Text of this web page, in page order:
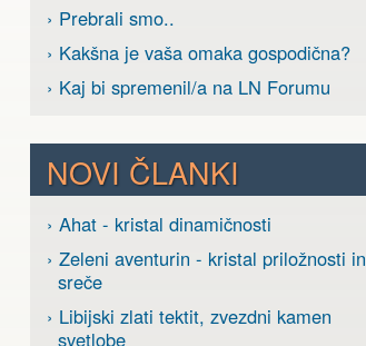
› Prebrali smo..
› Kakšna je vaša omaka gospodična?
› Kaj bi spremenil/a na LN Forumu
NOVI ČLANKI
› Ahat - kristal dinamičnosti
› Zeleni aventurin - kristal priložnosti in
sreče
› Libijski zlati tektit, zvezdni kamen
svetlobe